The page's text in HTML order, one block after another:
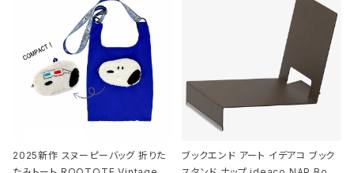
2025新作 スヌーピーバッグ 折りた
ブックエンド アート イデアコ ブック